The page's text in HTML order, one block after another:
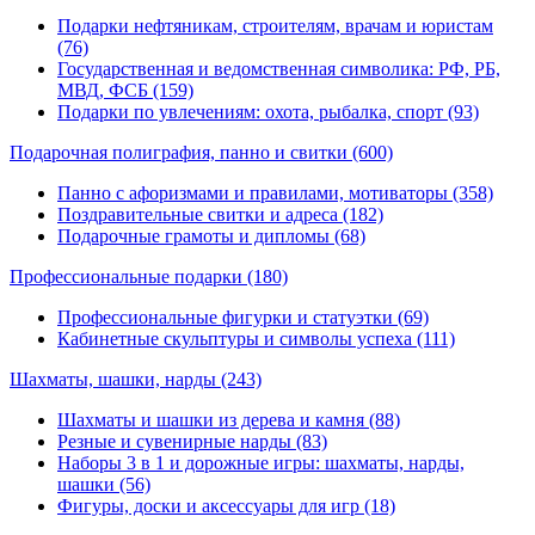
Подарки нефтяникам, строителям, врачам и юристам
(76)
Государственная и ведомственная символика: РФ, РБ,
МВД, ФСБ (159)
Подарки по увлечениям: охота, рыбалка, спорт (93)
Подарочная полиграфия, панно и свитки (600)
Панно с афоризмами и правилами, мотиваторы (358)
Поздравительные свитки и адреса (182)
Подарочные грамоты и дипломы (68)
Профессиональные подарки (180)
Профессиональные фигурки и статуэтки (69)
Кабинетные скульптуры и символы успеха (111)
Шахматы, шашки, нарды (243)
Шахматы и шашки из дерева и камня (88)
Резные и сувенирные нарды (83)
Наборы 3 в 1 и дорожные игры: шахматы, нарды,
шашки (56)
Фигуры, доски и аксессуары для игр (18)